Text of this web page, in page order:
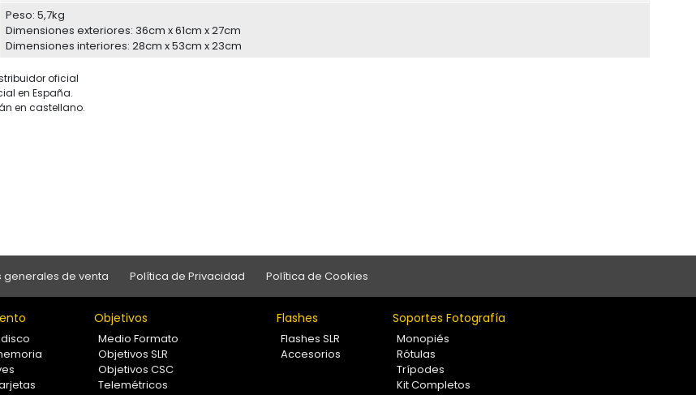
Peso: 5,7kg
Dimensiones exteriores: 36cm x 61cm x 27cm
Dimensiones interiores: 28cm x 53cm x 23cm
oficial
en España.
en castellano.
generales de venta Política de Privacidad Política de Cookies
Objetivos
Medio Formato
Objetivos SLR
Objetivos CSC
Telemétricos
Flashes
Flashes SLR
Accesorios
Soportes Fotografía
Monopiés
Rótulas
Trípodes
Kit Completos